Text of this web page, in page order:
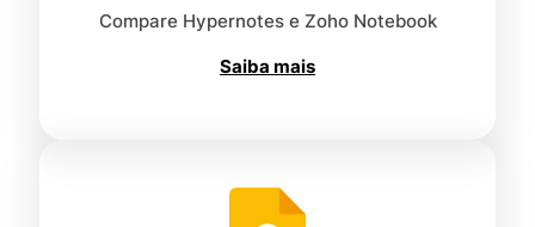
Compare Hypernotes e Zoho Notebook
Saiba mais